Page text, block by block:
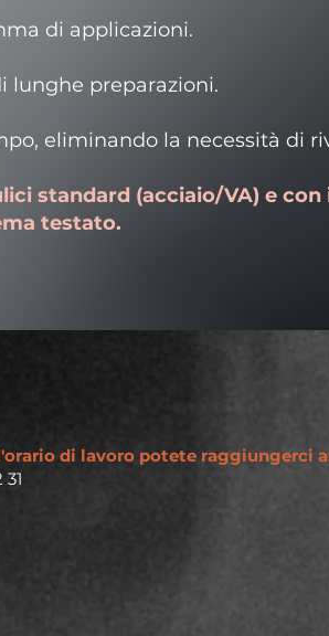
di applicazioni.
lunghe preparazioni.
eliminando la necessità di
standard (acciaio/VA) e con
testato.
di lavoro potete raggiungerci a
31